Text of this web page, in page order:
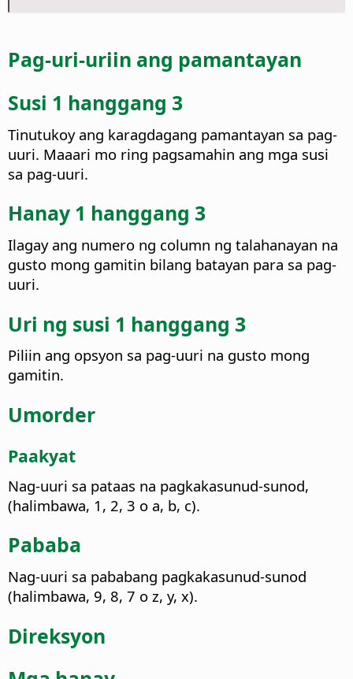
Pag-uri-uriin ang pamantayan
Susi 1 hanggang 3
Tinutukoy ang karagdagang pamantayan sa pag-
uuri. Maaari mo ring pagsamahin ang mga susi
sa pag-uuri.
Hanay 1 hanggang 3
Ilagay ang numero ng column ng talahanayan na
gusto mong gamitin bilang batayan para sa pag-
uuri.
Uri ng susi 1 hanggang 3
Piliin ang opsyon sa pag-uuri na gusto mong
gamitin.
Umorder
Paakyat
Nag-uuri sa pataas na pagkakasunud-sunod,
(halimbawa, 1, 2, 3 o a, b, c).
Pababa
Nag-uuri sa pababang pagkakasunud-sunod
(halimbawa, 9, 8, 7 o z, y, x).
Direksyon